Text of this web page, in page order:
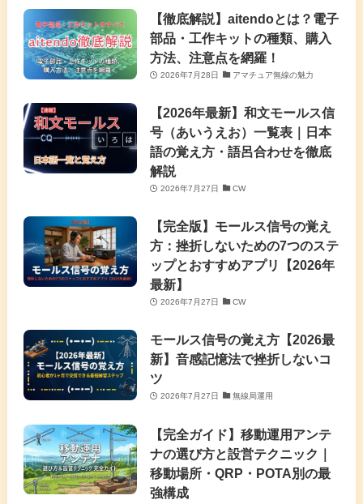
【徹底解説】aitendoとは？電子
部品・工作キットの種類、購入
方法、注意点を網羅！
2026年7月28日 アマチュア無線の魅力
【2026年最新】和文モールス信
号（あいうえお）一覧表｜日本
語の覚え方・語呂合わせを徹底
解説
2026年7月27日 CW
【完全版】モールス信号の覚え
方：挫折しないための7つのステ
ップとおすすめアプリ【2026年
最新】
2026年7月27日 CW
モールス信号の覚え方【2026最
新】音感記憶法で挫折しないコ
ツ
2026年7月27日 無線局運用
【完全ガイド】移動運用アンテ
ナの選び方と設営テクニック｜
移動場所・QRP・POTA別の最
強構成